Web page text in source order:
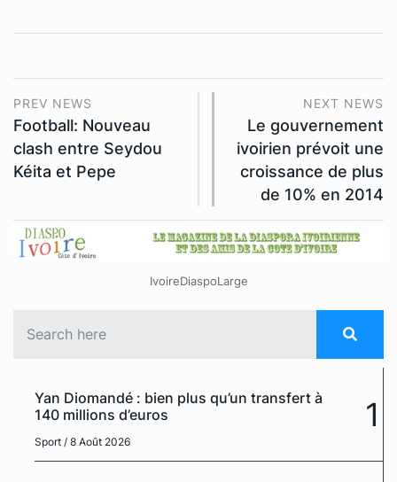
PREV NEWS
Football: Nouveau
clash entre Seydou
Kéita et Pepe
NEXT NEWS
Le gouvernement
ivoirien prévoit une
croissance de plus
de 10% en 2014
IvoireDiaspoLarge
Yan Diomandé : bien plus qu’un transfert à
140 millions d’euros
Sport / 8 Août 2026
1